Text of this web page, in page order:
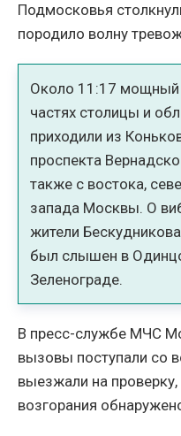
Подмосковья
породило волну
Около 11:17 мощный
частях столицы и
приходили из
проспекта
также с востока,
запада Москвы. О
жители
был слышен в
Зеленограде.
В пресс-службе МЧС
вызовы поступали со
выезжали на
возгорания